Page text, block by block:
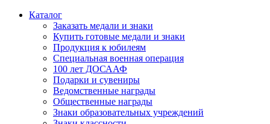
Каталог
Заказать медали и знаки
Купить готовые медали и знаки
Продукция к юбилеям
Специальная военная операция
100 лет ДОСААФ
Подарки и сувениры
Ведомственные награды
Общественные награды
Знаки образовательных учреждений